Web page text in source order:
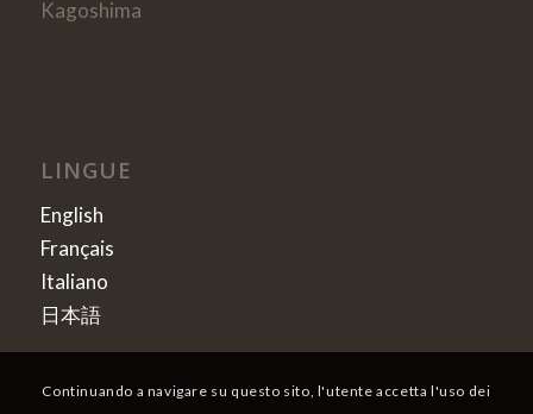
Kagoshima
LINGUE
English
Français
Italiano
日本語
Continuando a navigare su questo sito, l'utente accetta l'uso dei